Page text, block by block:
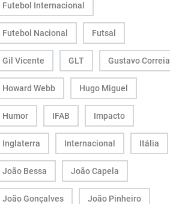
Futebol Internacional
Futebol Nacional Futsal
Gil Vicente GLT Gustavo Correia
Howard Webb Hugo Miguel
Humor IFAB Impacto
Inglaterra Internacional Itália
João Bessa João Capela
João Gonçalves João Pinheiro